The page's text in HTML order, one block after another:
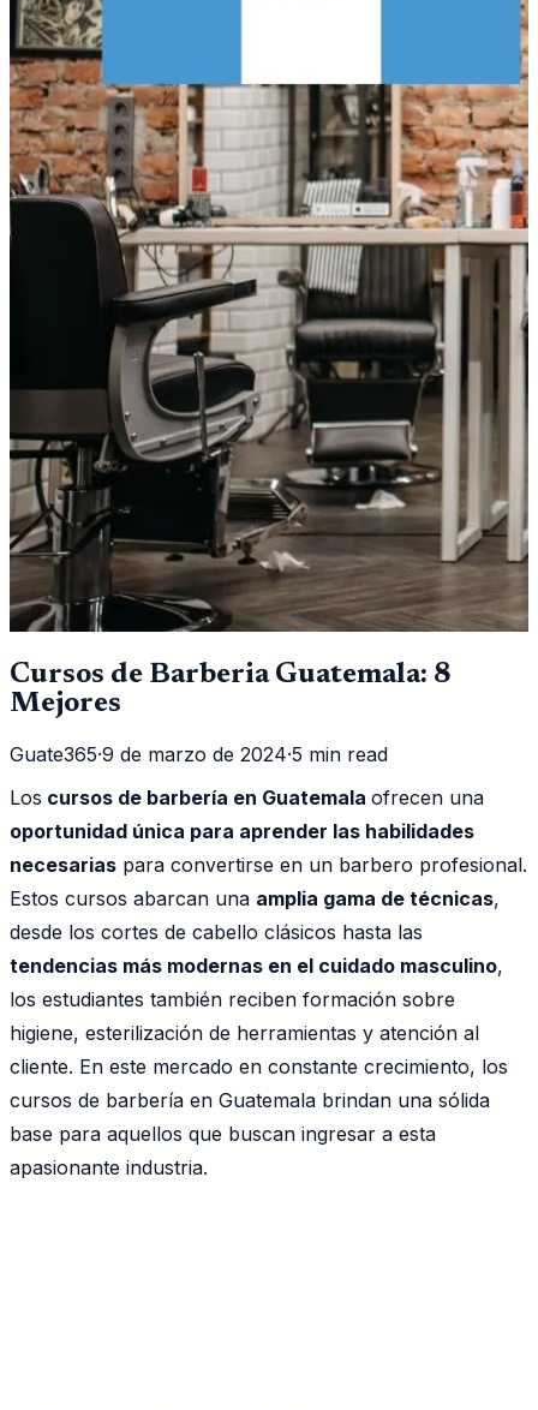
Cursos de Barberia Guatemala: 8
Mejores
Guate365·9 de marzo de 2024·5 min read
Los cursos de barbería en Guatemala ofrecen una
oportunidad única para aprender las habilidades
necesarias para convertirse en un barbero profesional.
Estos cursos abarcan una amplia gama de técnicas,
desde los cortes de cabello clásicos hasta las
tendencias más modernas en el cuidado masculino,
los estudiantes también reciben formación sobre
higiene, esterilización de herramientas y atención al
cliente. En este mercado en constante crecimiento, los
cursos de barbería en Guatemala brindan una sólida
base para aquellos que buscan ingresar a esta
apasionante industria.